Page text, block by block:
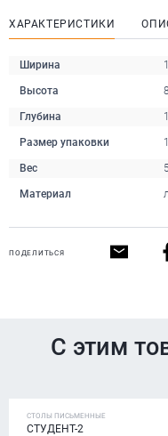
ХАРАКТЕРИСТИКИ
Ширина
Высота
Глубина
Размер упаковки
Вес
Материал
ПОДЕЛИТЬСЯ
С этим
СТОЛЫ ПИСЬМЕННЫЕ
СТУДЕНТ-2